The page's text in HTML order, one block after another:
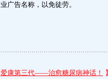
业广告名称，以免徒劳。